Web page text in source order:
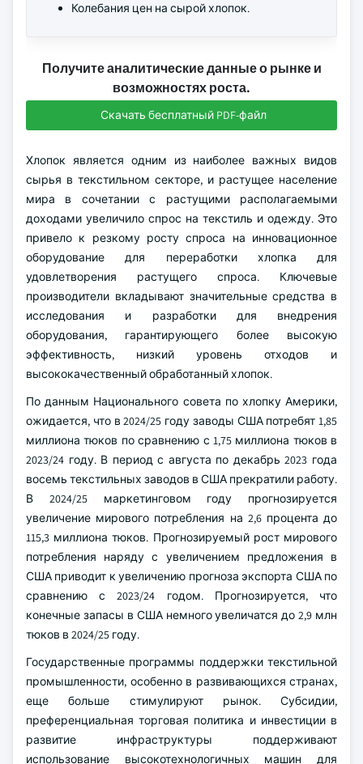
Колебания цен на сырой хлопок.
Получите аналитические данные о рынке и
возможностях роста.
Скачать бесплатный PDF-файл
Хлопок является одним из наиболее важных видов
сырья в текстильном секторе, и растущее население
мира в сочетании с растущими располагаемыми
доходами увеличило спрос на текстиль и одежду. Это
привело к резкому росту спроса на инновационное
оборудование для переработки хлопка для
удовлетворения растущего спроса. Ключевые
производители вкладывают значительные средства в
исследования и разработки для внедрения
оборудования, гарантирующего более высокую
эффективность, низкий уровень отходов и
высококачественный обработанный хлопок.
По данным Национального совета по хлопку Америки,
ожидается, что в 2024/25 году заводы США потребят 1,85
миллиона тюков по сравнению с 1,75 миллиона тюков в
2023/24 году. В период с августа по декабрь 2023 года
восемь текстильных заводов в США прекратили работу.
В 2024/25 маркетинговом году прогнозируется
увеличение мирового потребления на 2,6 процента до
115,3 миллиона тюков. Прогнозируемый рост мирового
потребления наряду с увеличением предложения в
США приводит к увеличению прогноза экспорта США по
сравнению с 2023/24 годом. Прогнозируется, что
конечные запасы в США немного увеличатся до 2,9 млн
тюков в 2024/25 году.
Государственные программы поддержки текстильной
промышленности, особенно в развивающихся странах,
еще больше стимулируют рынок. Субсидии,
преференциальная торговая политика и инвестиции в
развитие инфраструктуры поддерживают
использование высокотехнологичных машин для